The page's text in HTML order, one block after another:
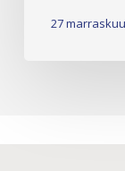
27